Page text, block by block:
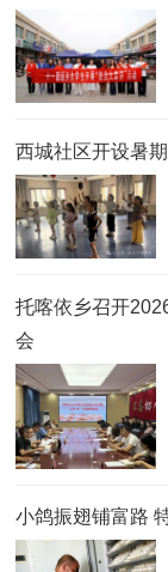
西城社区开设暑
托喀依乡召开
会
小鸽振翅铺富路